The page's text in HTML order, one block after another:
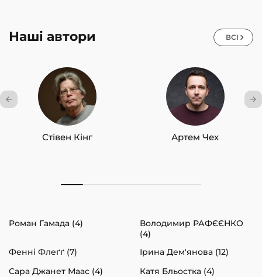
Наші автори ВСІ
Стівен Кінг Артем Чех
Роман Гамада (4)
Володимир РАФЄЄНКО
(4)
Фенні Флеґґ (7)
Ірина Дем'янова (12)
Сара Джанет Маас (4)
Катя Бльостка (4)